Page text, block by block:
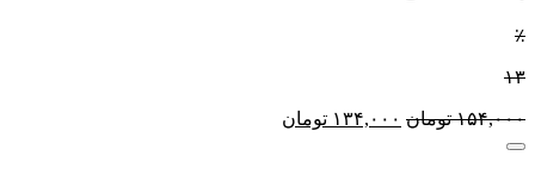
٪
۱۳
۱۵۴,۰۰۰ تومان ۱۳۴,۰۰۰ تومان